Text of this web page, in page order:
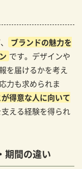
ブランドの魅力を
です。デザインや
を届けるかを考え
力も求められま
得意な人に向いて
える経験を得られ
期間の違い